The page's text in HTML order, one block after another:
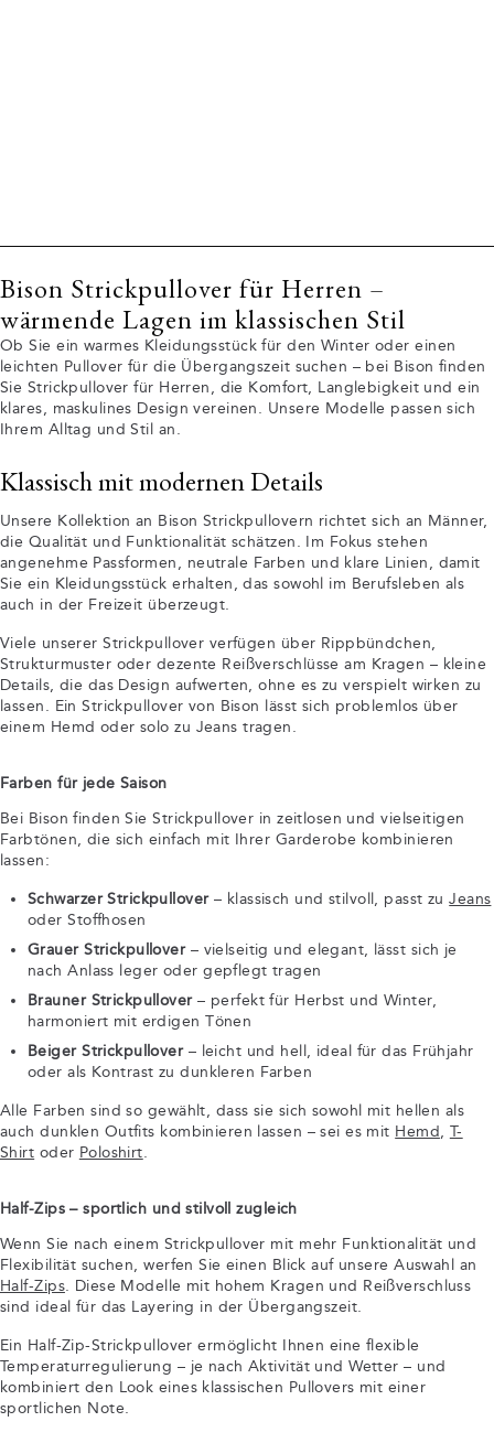
Bison Strickpullover für Herren –
wärmende Lagen im klassischen Stil
Ob Sie ein warmes Kleidungsstück für den Winter oder einen
leichten Pullover für die Übergangszeit suchen – bei Bison finden
Sie Strickpullover für Herren, die Komfort, Langlebigkeit und ein
klares, maskulines Design vereinen. Unsere Modelle passen sich
Ihrem Alltag und Stil an.
Klassisch mit modernen Details
Unsere Kollektion an Bison Strickpullovern richtet sich an Männer,
die Qualität und Funktionalität schätzen. Im Fokus stehen
angenehme Passformen, neutrale Farben und klare Linien, damit
Sie ein Kleidungsstück erhalten, das sowohl im Berufsleben als
auch in der Freizeit überzeugt.
Viele unserer Strickpullover verfügen über Rippbündchen,
Strukturmuster oder dezente Reißverschlüsse am Kragen – kleine
Details, die das Design aufwerten, ohne es zu verspielt wirken zu
lassen. Ein Strickpullover von Bison lässt sich problemlos über
einem Hemd oder solo zu Jeans tragen.
Farben für jede Saison
Bei Bison finden Sie Strickpullover in zeitlosen und vielseitigen
Farbtönen, die sich einfach mit Ihrer Garderobe kombinieren
lassen:
Schwarzer Strickpullover– klassisch und stilvoll, passt zuJeans
oder Stoffhosen
Grauer Strickpullover– vielseitig und elegant, lässt sich je
nach Anlass leger oder gepflegt tragen
Brauner Strickpullover– perfekt für Herbst und Winter,
harmoniert mit erdigen Tönen
Beiger Strickpullover– leicht und hell, ideal für das Frühjahr
oder als Kontrast zu dunkleren Farben
Alle Farben sind so gewählt, dass sie sich sowohl mit hellen als
auch dunklen Outfits kombinieren lassen – sei es mit Hemd, T-
Shirt oder Poloshirt.
Half-Zips – sportlich und stilvoll zugleich
Wenn Sie nach einem Strickpullover mit mehr Funktionalität und
Flexibilität suchen, werfen Sie einen Blick auf unsere Auswahl an
Half-Zips. Diese Modelle mit hohem Kragen und Reißverschluss
sind ideal für das Layering in der Übergangszeit.
Ein Half-Zip-Strickpullover ermöglicht Ihnen eine flexible
Temperaturregulierung – je nach Aktivität und Wetter – und
kombiniert den Look eines klassischen Pullovers mit einer
sportlichen Note.